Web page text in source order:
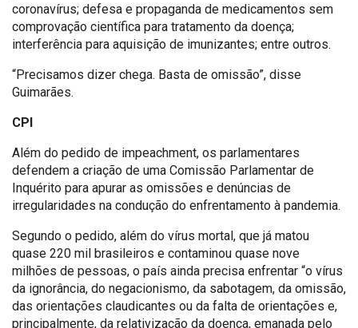
coronavírus; defesa e propaganda de medicamentos sem
comprovação científica para tratamento da doença;
interferência para aquisição de imunizantes; entre outros.
“Precisamos dizer chega. Basta de omissão”, disse
Guimarães.
CPI
Além do pedido de impeachment, os parlamentares
defendem a criação de uma Comissão Parlamentar de
Inquérito para apurar as omissões e denúncias de
irregularidades na condução do enfrentamento à pandemia.
Segundo o pedido, além do vírus mortal, que já matou
quase 220 mil brasileiros e contaminou quase nove
milhões de pessoas, o país ainda precisa enfrentar “o vírus
da ignorância, do negacionismo, da sabotagem, da omissão,
das orientações claudicantes ou da falta de orientações e,
principalmente, da relativização da doença, emanada pelo